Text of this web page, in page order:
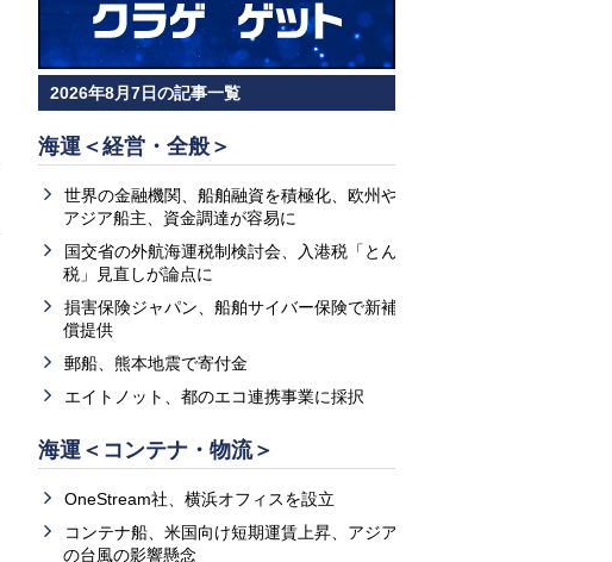
2026年8月7日の記事一覧
海運＜経営・全般＞
世界の金融機関、船舶融資を積極化、欧州や
アジア船主、資金調達が容易に
国交省の外航海運税制検討会、入港税「とん
税」見直しが論点に
損害保険ジャパン、船舶サイバー保険で新補
償提供
郵船、熊本地震で寄付金
エイトノット、都のエコ連携事業に採択
海運＜コンテナ・物流＞
OneStream社、横浜オフィスを設立
コンテナ船、米国向け短期運賃上昇、アジア
の台風の影響懸念